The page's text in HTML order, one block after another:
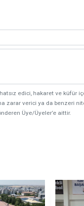
edici, hakaret ve küfür
zarar verici ya da benzeri
Üye/Üyeler’e aittir.